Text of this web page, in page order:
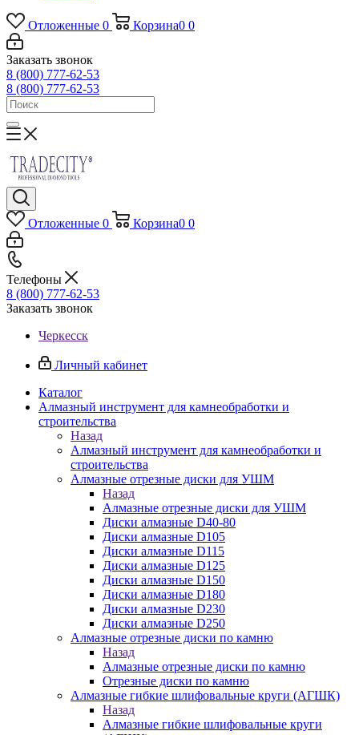
Отложенные 0 Корзина0 0
Заказать звонок
8 (800) 777-62-53
8 (800) 777-62-53
Отложенные 0 Корзина0 0
Телефоны
8 (800) 777-62-53
Заказать звонок
Черкесск
Личный кабинет
Каталог
Алмазный инструмент для камнеобработки и
строительства
Назад
Алмазный инструмент для камнеобработки и
строительства
Алмазные отрезные диски для УШМ
Назад
Алмазные отрезные диски для УШМ
Диски алмазные D40-80
Диски алмазные D105
Диски алмазные D115
Диски алмазные D125
Диски алмазные D150
Диски алмазные D180
Диски алмазные D230
Диски алмазные D250
Алмазные отрезные диски по камню
Назад
Алмазные отрезные диски по камню
Отрезные диски по камню
Алмазные гибкие шлифовальные круги (АГШК)
Назад
Алмазные гибкие шлифовальные круги